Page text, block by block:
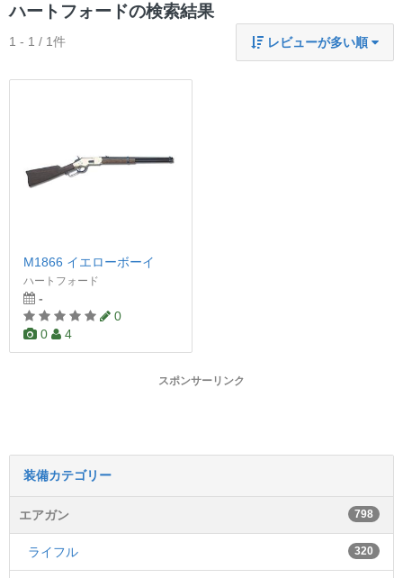
ハートフォードの検索結果
レビューが多い順
1 - 1 / 1件
M1866 イエローボーイ
ハートフォード
-
0
0
4
スポンサーリンク
装備カテゴリー
エアガン 798
ライフル 320